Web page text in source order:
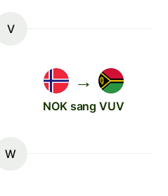
V
→
NOK sang VUV
W